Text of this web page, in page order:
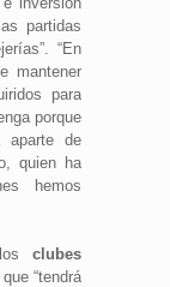
partidas
“En
mantener
para
porque
aparte de
quien ha
hemos
clubes
“tendrá